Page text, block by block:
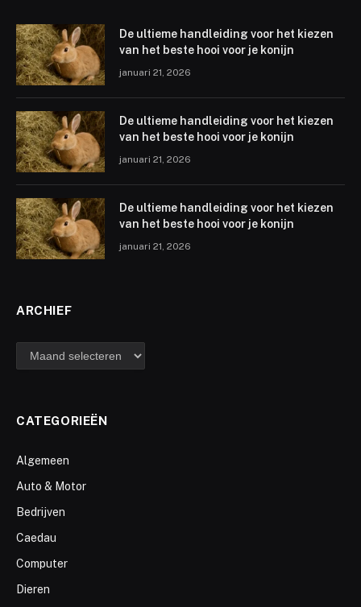
De ultieme handleiding voor het kiezen
van het beste hooi voor je konijn
januari 21, 2026
De ultieme handleiding voor het kiezen
van het beste hooi voor je konijn
januari 21, 2026
De ultieme handleiding voor het kiezen
van het beste hooi voor je konijn
januari 21, 2026
ARCHIEF
archief
CATEGORIEËN
Algemeen
Auto & Motor
Bedrijven
Caedau
Computer
Dieren